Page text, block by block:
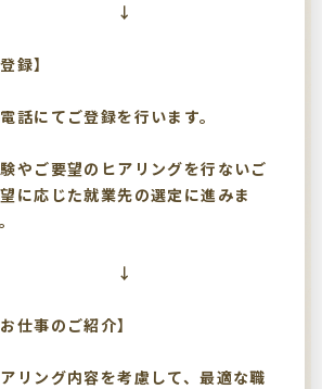
登録】
話にてご登録を行います。
やご要望のヒアリングを行ないご
に応じた就業先の選定に進みま
お仕事のご紹介】
リング内容を考慮して、最適な職